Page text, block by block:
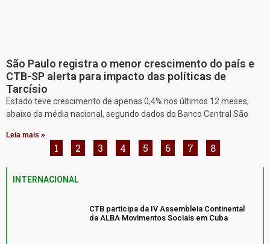
São Paulo registra o menor crescimento do país e
CTB-SP alerta para impacto das políticas de
Tarcísio
Estado teve crescimento de apenas 0,4% nos últimos 12 meses,
abaixo da média nacional, segundo dados do Banco Central São
Leia mais »
1 2 3 4 5 6 7 8
INTERNACIONAL
CTB participa da IV Assembleia Continental
da ALBA Movimentos Sociais em Cuba